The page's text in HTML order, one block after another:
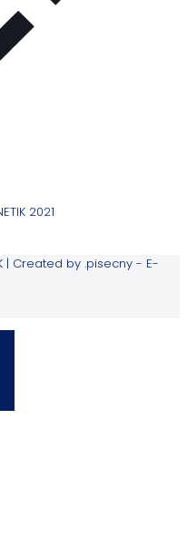
2021
| Created by .pisecny - E-